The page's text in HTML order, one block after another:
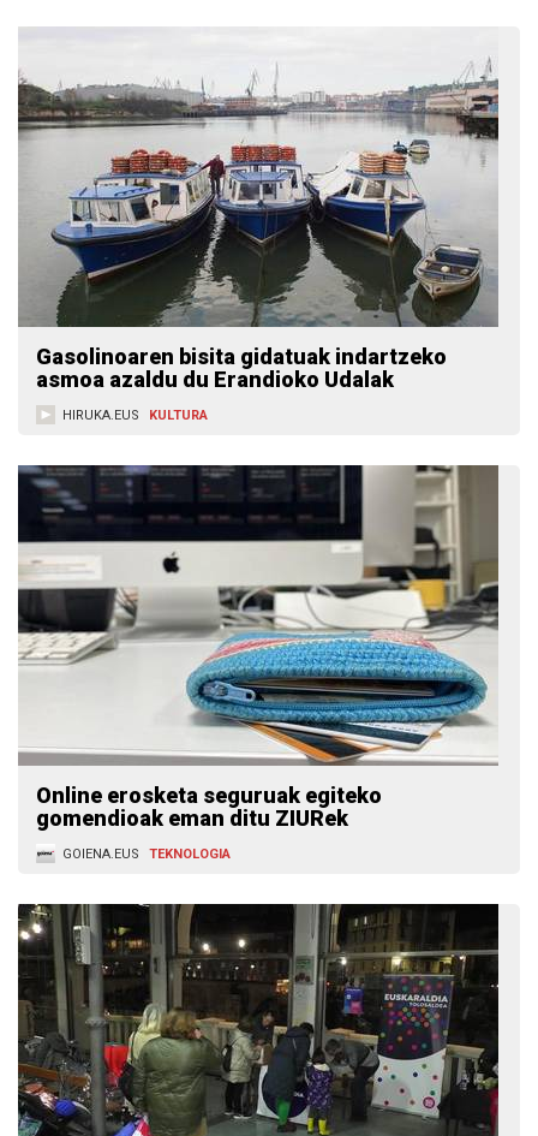
Gasolinoaren bisita gidatuak indartzeko
asmoa azaldu du Erandioko Udalak
HIRUKA.EUS KULTURA
Online erosketa seguruak egiteko
gomendioak eman ditu ZIURek
GOIENA.EUS TEKNOLOGIA